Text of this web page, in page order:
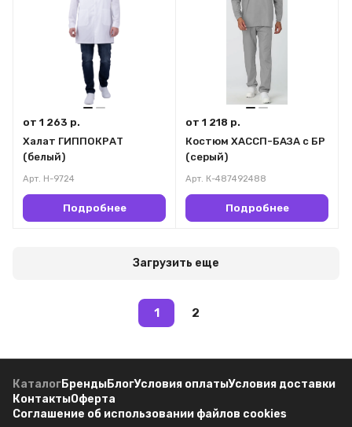
от 1 263 р.
Халат ГИППОКРАТ
(белый)
Арт. Н-9724
Подробнее
от 1 218 р.
Костюм ХАССП-БАЗА с БР
(серый)
Арт. К-487492488
Подробнее
Загрузить еще
1 2
КаталогБрендыБлогУсловия оплатыУсловия доставки
КонтактыОферта
Соглашение об использовании файлов cookies